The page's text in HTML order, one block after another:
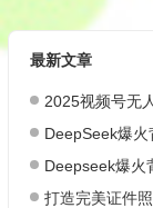
最新文章
2025视频号无人直播
DeepSeek爆火背后的
Deepseek爆火
打造完美证件